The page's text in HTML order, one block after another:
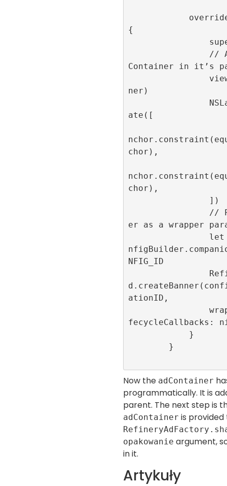
{
Container in it’s
ner)
ate([
chor),
chor),
er as a wrapper
NFIG_ID
ationID,
fecycleCallbacks:
Now the adContainer
programmatically. It is
parent. The next step is
adContainer is
opakowanie argument,
in it.
Artykuły